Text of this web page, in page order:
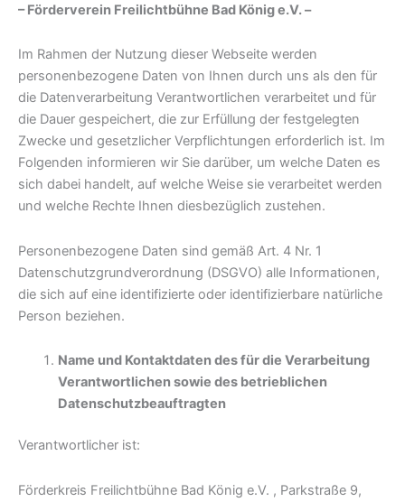
– Förderverein Freilichtbühne Bad König e.V. –
Im Rahmen der Nutzung dieser Webseite werden
personenbezogene Daten von Ihnen durch uns als den für
die Datenverarbeitung Verantwortlichen verarbeitet und für
die Dauer gespeichert, die zur Erfüllung der festgelegten
Zwecke und gesetzlicher Verpflichtungen erforderlich ist. Im
Folgenden informieren wir Sie darüber, um welche Daten es
sich dabei handelt, auf welche Weise sie verarbeitet werden
und welche Rechte Ihnen diesbezüglich zustehen.
Personenbezogene Daten sind gemäß Art. 4 Nr. 1
Datenschutzgrundverordnung (DSGVO) alle Informationen,
die sich auf eine identifizierte oder identifizierbare natürliche
Person beziehen.
Name und Kontaktdaten des für die Verarbeitung
Verantwortlichen sowie des betrieblichen
Datenschutzbeauftragten
Verantwortlicher ist:
Förderkreis Freilichtbühne Bad König e.V. , Parkstraße 9,